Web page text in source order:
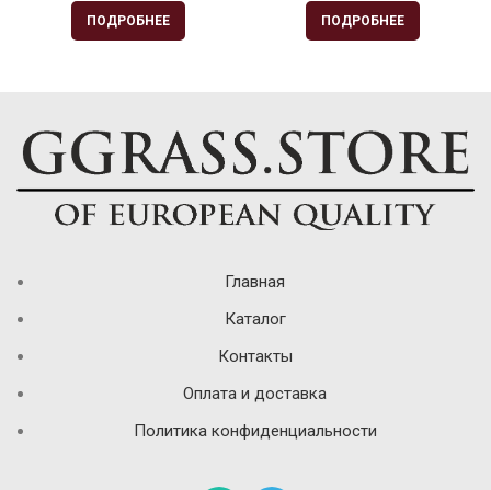
ПОДРОБНЕЕ ПОДРОБНЕЕ
Главная
Каталог
Контакты
Оплата и доставка
Политика конфиденциальности